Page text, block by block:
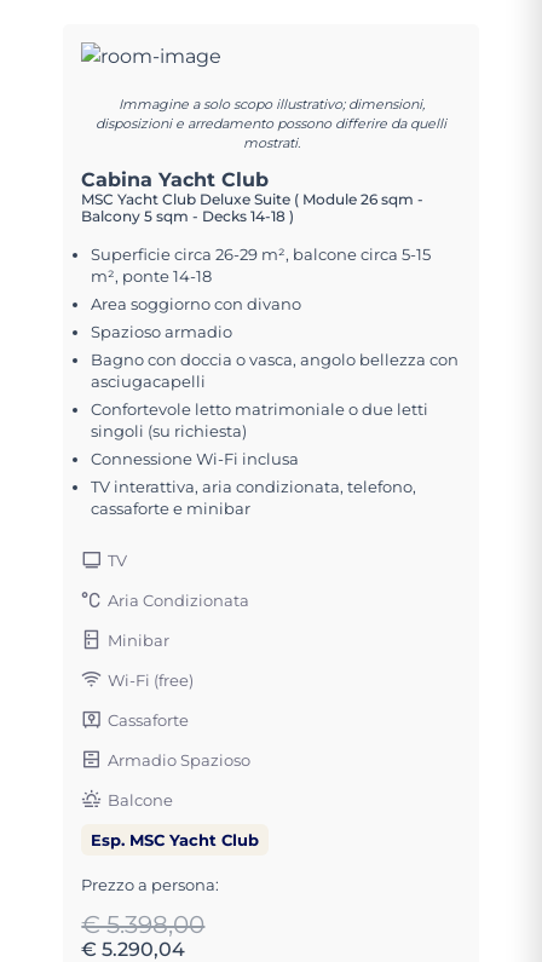
Immagine a solo scopo illustrativo; dimensioni,
disposizioni e arredamento possono differire da quelli
mostrati.
Cabina Yacht Club
MSC Yacht Club Deluxe Suite ( Module 26 sqm -
Balcony 5 sqm - Decks 14-18 )
Superficie circa 26-29 m², balcone circa 5-15
m², ponte 14-18
Area soggiorno con divano
Spazioso armadio
Bagno con doccia o vasca, angolo bellezza con
asciugacapelli
Confortevole letto matrimoniale o due letti
singoli (su richiesta)
Connessione Wi-Fi inclusa
TV interattiva, aria condizionata, telefono,
cassaforte e minibar
TV
Aria Condizionata
Minibar
Wi-Fi (free)
Cassaforte
Armadio Spazioso
Balcone
Esp. MSC Yacht Club
Prezzo a persona:
€ 5.398,00
€ 5.290,04